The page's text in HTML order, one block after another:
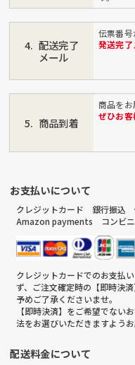
配送完了
メール
伝票番
発送完
商品到着
商品をお
ぜひお客
お支払いについて
クレジットカード 銀行振込
Amazon payments コンビ
クレジットカードでのお支払
ず、ご注文確定時の【即時決済
予めご了承くださいませ。
【即時決済】をご希望でない
法をお選びいただきますようお
配送料金について